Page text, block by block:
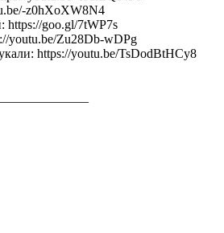
z0hXoXW8N4
https://goo.gl/7tWP7s
youtu.be/Zu28Db-wDPg
https://youtu.be/TsDodBtHCy8